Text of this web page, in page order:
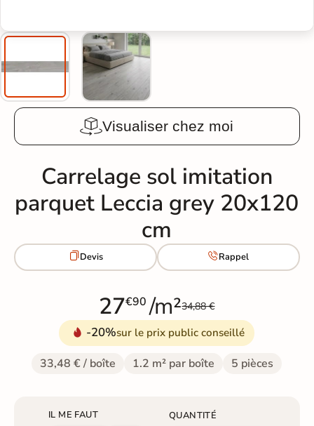
Visualiser chez moi
Carrelage sol imitation
parquet Leccia grey 20x120
cm
Devis Rappel
27€90 /m²34,88 €
-20%sur le prix public conseillé
33,48 € / boîte 1.2 m² par boîte 5 pièces
IL ME FAUT QUANTITÉ